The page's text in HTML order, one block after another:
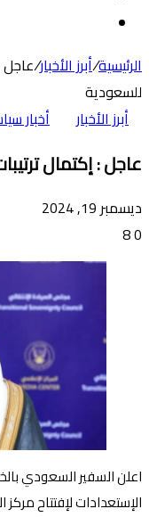
المظلم
الرئيسية/أبرز الأخبار/عاجل
للسعودية
أبرز الأخبار
أخبار
عاجل : إكتمال
ديسمبر 19, 2024
0
اعلن السفير السعودي
الإستعدادات لإفتتاح